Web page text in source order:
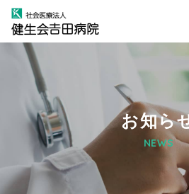
お知ら
NEWS